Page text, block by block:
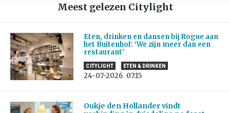
Meest gelezen Citylight
Eten, drinken en dansen bij Rogue aan
het Buitenhof: ‘We zijn meer dan een
restaurant’
CITYLIGHT ETEN & DRINKEN
24-07-2026 07:15
Oukje den Hollander vindt